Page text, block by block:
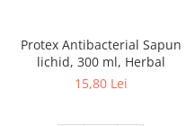
Detergent rufe lichid
Detergent rufe pudră
Balsam de rufe
Protex Antibacterial Sapun
lichid, 300 ml, Herbal
15,80 Lei